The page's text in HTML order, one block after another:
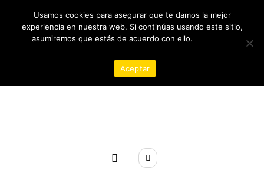
contenido
06/08/2026 9:27:33 AM
Usamos cookies para asegurar que te damos la mejor
experiencia en nuestra web. Si continúas usando este sitio,
asumiremos que estás de acuerdo con ello.
Aceptar